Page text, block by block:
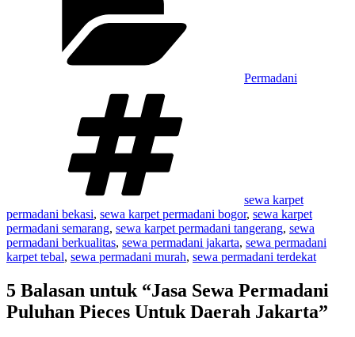
Permadani
sewa karpet
permadani bekasi, sewa karpet permadani bogor, sewa karpet
permadani semarang, sewa karpet permadani tangerang, sewa
permadani berkualitas, sewa permadani jakarta, sewa permadani
karpet tebal, sewa permadani murah, sewa permadani terdekat
5 Balasan untuk “Jasa Sewa Permadani
Puluhan Pieces Untuk Daerah Jakarta”